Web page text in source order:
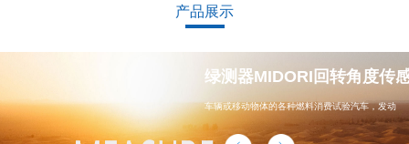
产品展示
绿测器MIDORI回转角度传
车辆或移动物体的各种燃料消费试验汽车，发动
机，汽车配件，能源